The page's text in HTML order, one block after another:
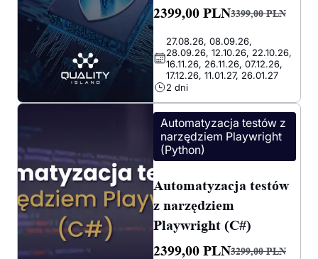
3399,00PLN
Pierwotna
cena
wynosiła:
3399,00 PLN.
2399,00PLN
Aktualna
cena
wynosi:
2399,00 PLN.
27.08.26, 08.09.26,
28.09.26, 12.10.26, 22.10.26,
16.11.26, 26.11.26, 07.12.26,
17.12.26, 11.01.27, 26.01.27
2 dni
Automatyzacja testów z
narzędziem Playwright
(Python)
Automatyzacja testów
z narzędziem
Playwright (C#)
3299,00PLN
2399,00PLN